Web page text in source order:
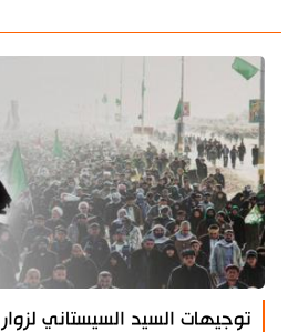
توجيهات السيد السيستاني لزوار